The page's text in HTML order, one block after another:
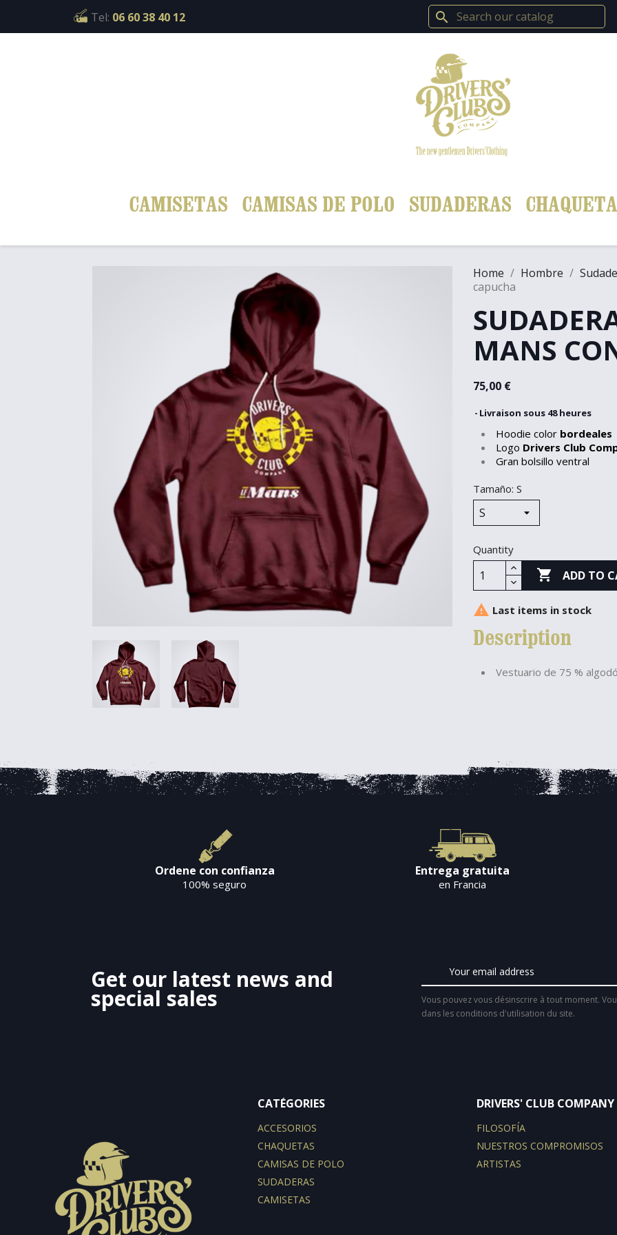
Tel: 06 60 38 40 12 search
CAMISETAS CAMISAS DE POLO SUDADERAS
Home Hombre
capucha
MANS
75,00 €
Livraison sous 48 heures
Hoodie color bordeales
Logo Drivers Club
Gran bolsillo ventral
Tamaño: S
Quantity
 ADD TO
 Last items in stock
Description
Vestuario de 75 %
Ordene con confianza
100% seguro
Entrega gratuita
en Francia
Get our latest news and
special sales
Vous pouvez vous désinscrire à tout moment.
dans les conditions d'utilisation du site.
CATÉGORIES
ACCESORIOS
CHAQUETAS
CAMISAS DE POLO
SUDADERAS
CAMISETAS
DRIVERS' CLUB COMPANY
FILOSOFÍA
NUESTROS COMPROMISOS
ARTISTAS
Cookies management panel